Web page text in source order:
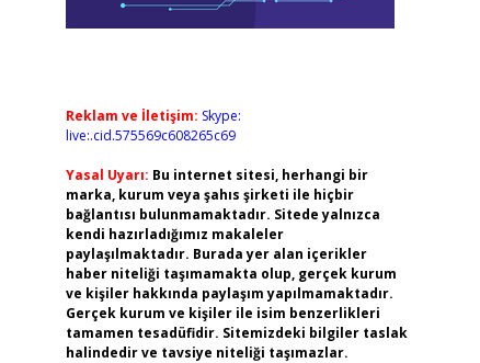
Reklam ve İletişim: Skype:
live:.cid.575569c608265c69
Yasal Uyarı: Bu internet sitesi, herhangi bir
marka, kurum veya şahıs şirketi ile hiçbir
bağlantısı bulunmamaktadır. Sitede yalnızca
kendi hazırladığımız makaleler
paylaşılmaktadır. Burada yer alan içerikler
haber niteliği taşımamakta olup, gerçek kurum
ve kişiler hakkında paylaşım yapılmamaktadır.
Gerçek kurum ve kişiler ile isim benzerlikleri
tamamen tesadüfidir. Sitemizdeki bilgiler taslak
halindedir ve tavsiye niteliği taşımazlar.